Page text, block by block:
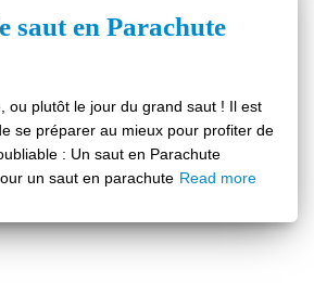
saut en Parachute
ou plutôt le jour du grand saut ! Il est
se préparer au mieux pour profiter de
: Un saut en Parachute
un saut en parachute Read more